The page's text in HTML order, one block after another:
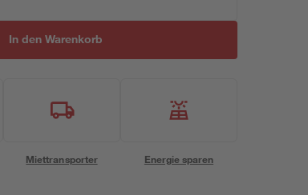
In den Warenkorb
Miettransporter Energie sparen